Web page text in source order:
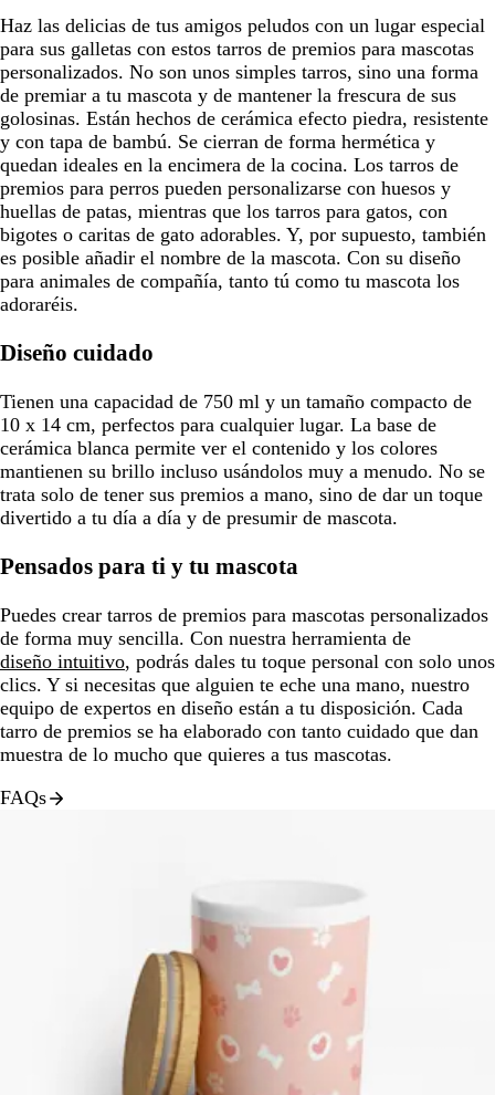
Haz las delicias de tus amigos peludos con un lugar especial
para sus galletas con estos tarros de premios para mascotas
personalizados. No son unos simples tarros, sino una forma
de premiar a tu mascota y de mantener la frescura de sus
golosinas. Están hechos de cerámica efecto piedra, resistente
y con tapa de bambú. Se cierran de forma hermética y
quedan ideales en la encimera de la cocina. Los tarros de
premios para perros pueden personalizarse con huesos y
huellas de patas, mientras que los tarros para gatos, con
bigotes o caritas de gato adorables. Y, por supuesto, también
es posible añadir el nombre de la mascota. Con su diseño
para animales de compañía, tanto tú como tu mascota los
adoraréis.
Diseño cuidado
Tienen una capacidad de 750 ml y un tamaño compacto de
10 x 14 cm, perfectos para cualquier lugar. La base de
cerámica blanca permite ver el contenido y los colores
mantienen su brillo incluso usándolos muy a menudo. No se
trata solo de tener sus premios a mano, sino de dar un toque
divertido a tu día a día y de presumir de mascota.
Pensados para ti y tu mascota
Puedes crear tarros de premios para mascotas personalizados
de forma muy sencilla. Con nuestra herramienta de
diseño intuitivo, podrás dales tu toque personal con solo unos
clics. Y si necesitas que alguien te eche una mano, nuestro
equipo de expertos en diseño están a tu disposición. Cada
tarro de premios se ha elaborado con tanto cuidado que dan
muestra de lo mucho que quieres a tus mascotas.
FAQs